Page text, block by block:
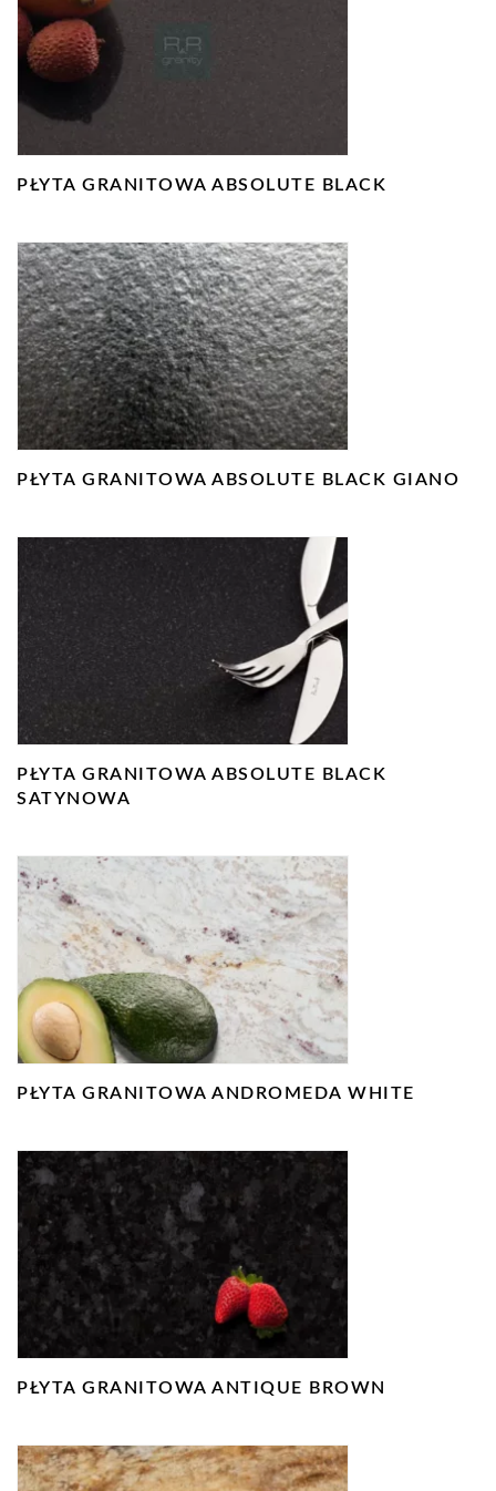
PŁYTA GRANITOWA ABSOLUTE BLACK
PŁYTA GRANITOWA ABSOLUTE BLACK GIANO
PŁYTA GRANITOWA ABSOLUTE BLACK
SATYNOWA
PŁYTA GRANITOWA ANDROMEDA WHITE
PŁYTA GRANITOWA ANTIQUE BROWN